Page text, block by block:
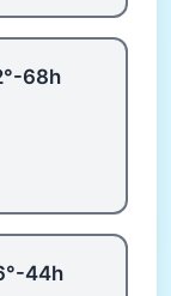
68h
44h